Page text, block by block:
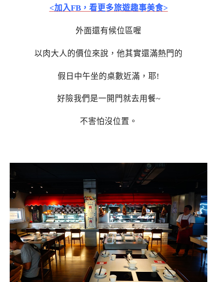
<加入FB，看更多旅遊趣事美食>
外面還有候位區喔
以肉大人的價位來說，他其實還滿熱門的
假日中午坐的桌數近滿，耶!
好險我們是一開門就去用餐~
不害怕沒位置。